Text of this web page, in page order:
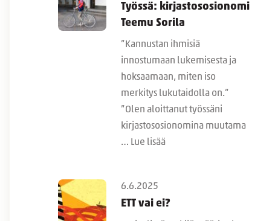
Työssä: kirjastososionomi
Teemu Sorila
”Kannustan ihmisiä
innostumaan lukemisesta ja
hoksaamaan, miten iso
merkitys lukutaidolla on.”
”Olen aloittanut työssäni
kirjastososionomina muutama
… Lue lisää
6.6.2025
ETT vai ei?